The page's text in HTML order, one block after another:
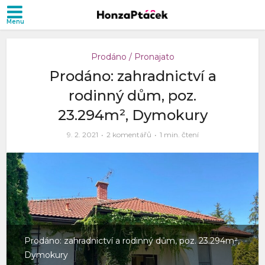
Prodáno / Pronajato
Prodáno: zahradnictví a
rodinný dům, poz.
23.294m², Dymokury
9. 2. 2021 2 komentářů 1 min. čtení
Prodáno: zahradnictví a rodinný dům, poz. 23.294m²,
Dymokury